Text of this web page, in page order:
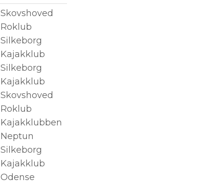
Skovshoved
Roklub
Silkeborg
Kajakklub
Silkeborg
Kajakklub
Skovshoved
Roklub
Kajakklubben
Neptun
Silkeborg
Kajakklub
Odense